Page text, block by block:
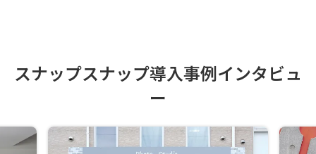
スナップスナップ導入事例インタビュ
ー